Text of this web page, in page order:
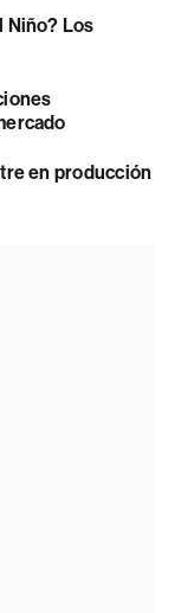
Niño? Los
en producción